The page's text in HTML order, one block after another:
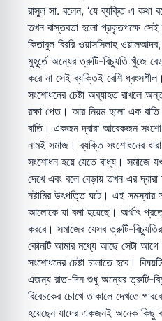
রাসুল সা. বলেন, ‘যে ব্যক্তি এ কথা
তখন বাস্তবতা হলো প্রকৃতপক্ষে সেই
কিতাবুল বিররি ওয়াসসিলাহ
মুহূর্তে অন্যের ত্রুটি-বিচ্যুতি খুঁজে
করে না সেই ব্যক্তিই বেশি
সংশোধনের চেষ্টা অব্যাহত রাখলে
রক্ষা পেত। আর নিয়ম হলো এক
বাতি। একজন দ্বারা আরেকজন
নামই সমাজ। ব্যক্তি সংশোধনের
সংশোধন হয়ে যেতে বাধ্য। সমাজে
দেখে এবং বলে বেড়ায় তখন এর
নষ্টামির উৎপত্তি ঘটে। এই সমস্যার
আলোকে যা বলা হয়েছে। অর্থাৎ
করবে। সমাজের যেসব ত্রুটি-
কোনটি আমার মধ্যে আছে সেটা
সংশোধনের চেষ্টা চালাতে হবে।
এজন্য রাত-দিন শুধু অন্যের ত্রুটি-
বিবেচকের চোখে তাকালে দেখতে
হয়েছেন যাদের একজনই অনেক কিছু